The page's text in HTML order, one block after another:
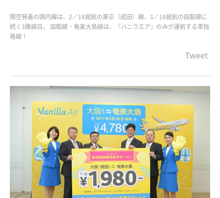
関空発着の国内線は、2／18就航の東京（成田）線、3／18就航の函館線に
続く3路線目。 函館線・奄美大島線は、『バニラエア』のみが運航する単独
路線！
Tweet